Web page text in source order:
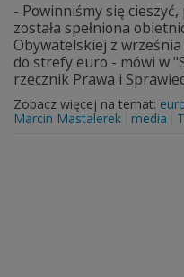
- Powinniśmy się
została spełniona
Obywatelskiej z
do strefy euro - mówi w
rzecznik Prawa i
Zobacz więcej na temat:
Marcin Mastalerek
media